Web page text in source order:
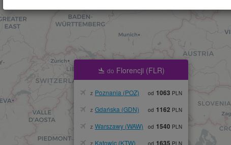
do Florencji (FLR)
z Poznania (POZ) od 1063 PLN
z Gdańska (GDN) od 1162 PLN
z Warszawy (WAW) od 1540 PLN
z Katowic (KTW) od 1635 PLN